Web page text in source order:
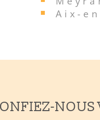
Aix-
NOUS